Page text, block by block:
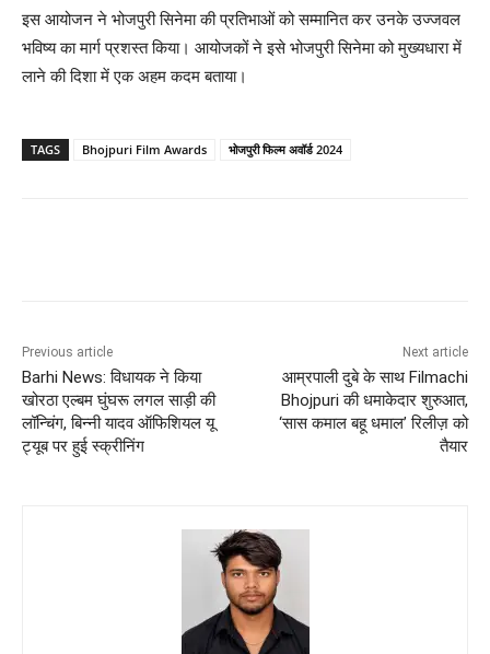
इस आयोजन ने भोजपुरी सिनेमा की प्रतिभाओं को सम्मानित कर उनके उज्जवल
भविष्य का मार्ग प्रशस्त किया। आयोजकों ने इसे भोजपुरी सिनेमा को मुख्यधारा में
लाने की दिशा में एक अहम कदम बताया।
TAGS Bhojpuri Film Awards भोजपुरी फिल्म अवॉर्ड 2024
Previous article
Barhi News: विधायक ने किया
खोरठा एल्बम घुंघरू लगल साड़ी की
लॉन्चिंग, बिन्नी यादव ऑफिशियल यू
ट्यूब पर हुई स्क्रीनिंग
Next article
आम्रपाली दुबे के साथ Filmachi
Bhojpuri की धमाकेदार शुरुआत,
‘सास कमाल बहू धमाल’ रिलीज़ को
तैयार